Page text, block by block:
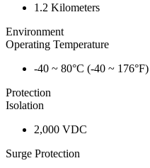
1.2 Kilometers
Environment
Operating Temperature
-40 ~ 80°C (-40 ~ 176°F)
Protection
Isolation
2,000 VDC
Surge Protection